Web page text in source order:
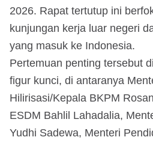
2026. Rapat tertutup ini
kunjungan kerja luar negeri
yang masuk ke Indonesia.
Pertemuan penting tersebut
figur kunci, di antaranya
Hilirisasi/Kepala BKPM
ESDM Bahlil Lahadalia,
Yudhi Sadewa, Menteri